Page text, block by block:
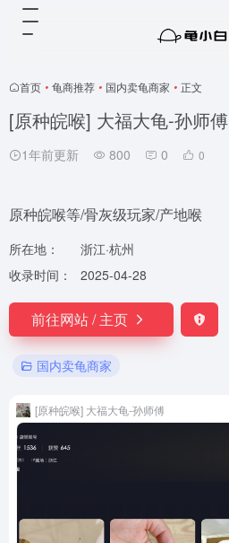
首页 • 龟商推荐 • 国内卖龟商家 • 正文
[原种皖喉] 大福大龟-孙师傅
1年前更新 800 0 0
原种皖喉等/骨灰级玩家/产地喉
所在地：
浙江·杭州
收录时间：
2025-04-28
前往网站 / 主页
国内卖龟商家
[原种皖喉] 大福大龟-孙师傅